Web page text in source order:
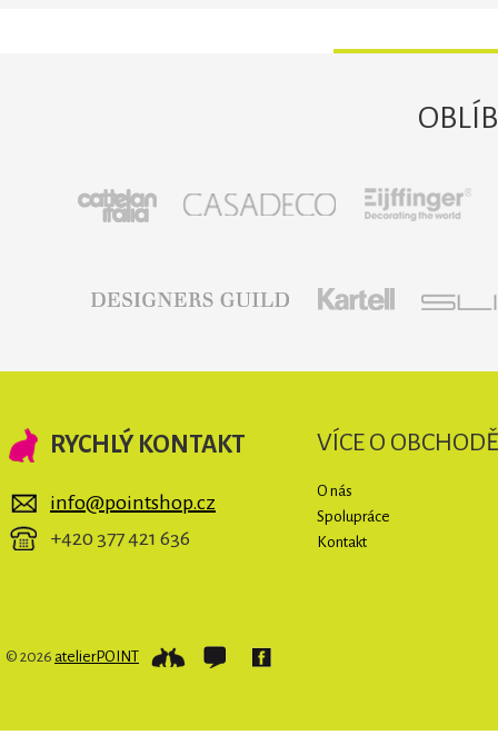
RYCHLÝ KONTAKT
info@pointshop.cz
+420 377 421 636
VÍCE O OBCHODĚ
O nás
Spolupráce
Kontakt
© 2026 atelierPOINT